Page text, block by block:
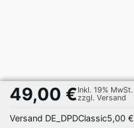
49,00 € Inkl. 19% MwSt.
zzgl. Versand
Versand DE_DPDClassic5,00 €